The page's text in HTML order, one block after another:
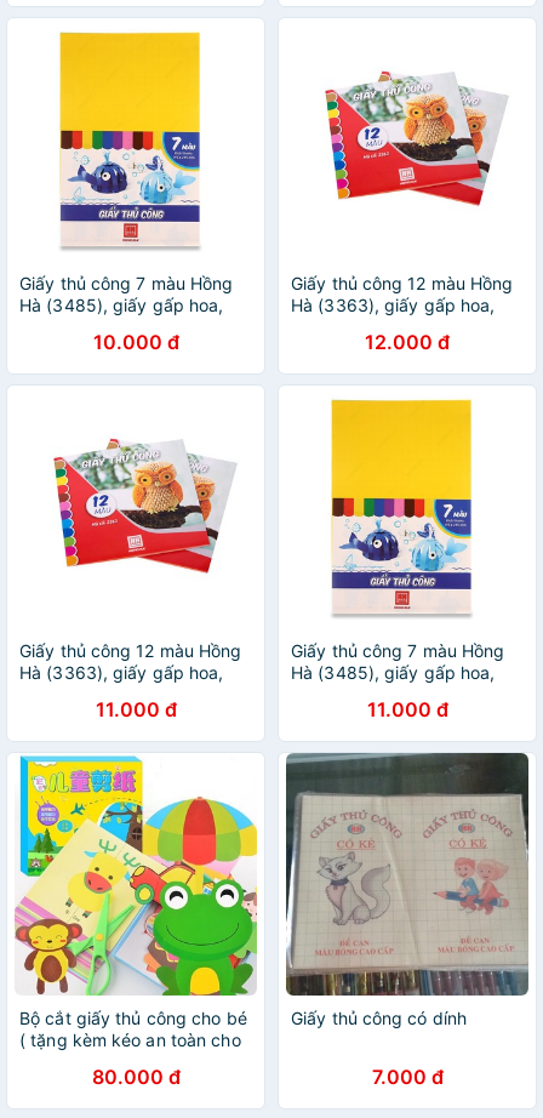
Giấy thủ công 7 màu Hồng
Hà (3485), giấy gấp hoa,
10.000 đ
Giấy thủ công 12 màu Hồng
Hà (3363), giấy gấp hoa,
12.000 đ
Giấy thủ công 12 màu Hồng
Hà (3363), giấy gấp hoa,
11.000 đ
Giấy thủ công 7 màu Hồng
Hà (3485), giấy gấp hoa,
11.000 đ
Bộ cắt giấy thủ công cho bé
( tặng kèm kéo an toàn cho
80.000 đ
Giấy thủ công có dính
7.000 đ